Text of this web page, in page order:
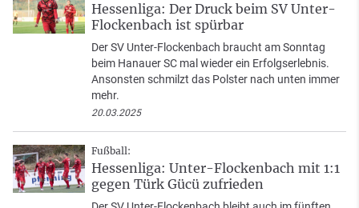
Hessenliga: Der Druck beim SV Unter-
Flockenbach ist spürbar
Der SV Unter-Flockenbach braucht am Sonntag
beim Hanauer SC mal wieder ein Erfolgserlebnis.
Ansonsten schmilzt das Polster nach unten immer
mehr.
20.03.2025
Fußball:
Hessenliga: Unter-Flockenbach mit 1:1
gegen Türk Gücü zufrieden